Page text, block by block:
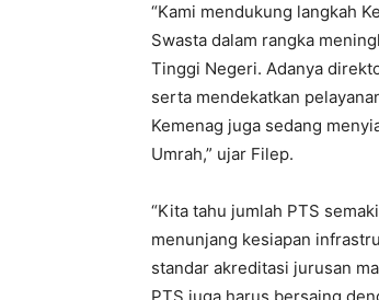
“Kami mendukung langkah
Swasta dalam rangka
Tinggi Negeri. Adanya
serta mendekatkan
Kemenag juga sedang
Umrah,” ujar Filep.
“Kita tahu jumlah PTS
menunjang kesiapan
standar akreditasi jurusan